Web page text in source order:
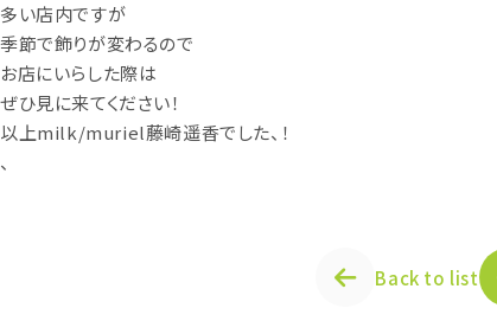
多い店内ですが
季節で飾りが変わるので
お店にいらした際は
ぜひ見に来てください！
以上milk/muriel藤崎遥香でした、！
、
Back to list